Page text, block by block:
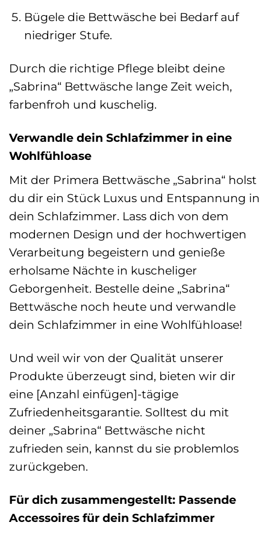
Bügele die Bettwäsche bei Bedarf auf
niedriger Stufe.
Durch die richtige Pflege bleibt deine
„Sabrina“ Bettwäsche lange Zeit weich,
farbenfroh und kuschelig.
Verwandle dein Schlafzimmer in eine
Wohlfühloase
Mit der Primera Bettwäsche „Sabrina“ holst
du dir ein Stück Luxus und Entspannung in
dein Schlafzimmer. Lass dich von dem
modernen Design und der hochwertigen
Verarbeitung begeistern und genieße
erholsame Nächte in kuscheliger
Geborgenheit. Bestelle deine „Sabrina“
Bettwäsche noch heute und verwandle
dein Schlafzimmer in eine Wohlfühloase!
Und weil wir von der Qualität unserer
Produkte überzeugt sind, bieten wir dir
eine [Anzahl einfügen]-tägige
Zufriedenheitsgarantie. Solltest du mit
deiner „Sabrina“ Bettwäsche nicht
zufrieden sein, kannst du sie problemlos
zurückgeben.
Für dich zusammengestellt: Passende
Accessoires für dein Schlafzimmer